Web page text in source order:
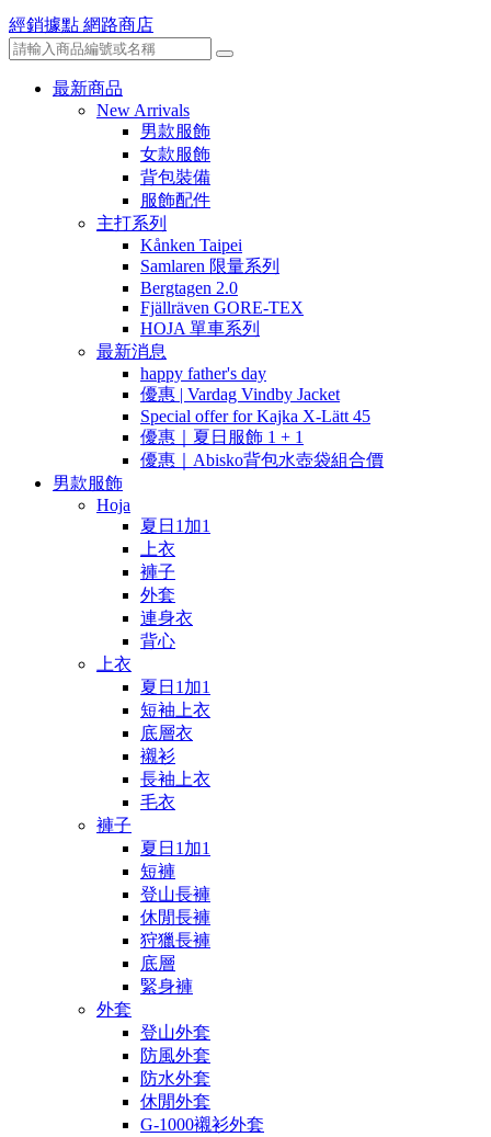
經銷據點 網路商店
最新商品
New Arrivals
男款服飾
女款服飾
背包裝備
服飾配件
主打系列
Kånken Taipei
Samlaren 限量系列
Bergtagen 2.0
Fjällräven GORE-TEX
HOJA 單車系列
最新消息
happy father's day
優惠 | Vardag Vindby Jacket
Special offer for Kajka X-Lätt 45
優惠｜夏日服飾 1 + 1
優惠｜Abisko背包水壺袋組合價
男款服飾
Hoja
夏日1加1
上衣
褲子
外套
連身衣
背心
上衣
夏日1加1
短袖上衣
底層衣
襯衫
長袖上衣
毛衣
褲子
夏日1加1
短褲
登山長褲
休閒長褲
狩獵長褲
底層
緊身褲
外套
登山外套
防風外套
防水外套
休閒外套
G-1000襯衫外套